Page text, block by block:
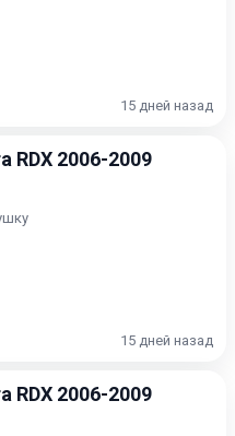
15 дней назад
RDX 2006-2009
15 дней назад
RDX 2006-2009